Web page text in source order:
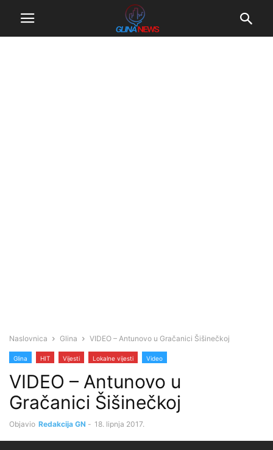
Naslovnica Glina VIDEO – Antunovo u Gračanici Šišinečkoj
Glina HIT Vijesti Lokalne vijesti Video
VIDEO – Antunovo u
Gračanici Šišinečkoj
Objavio Redakcija GN - 18. lipnja 2017.